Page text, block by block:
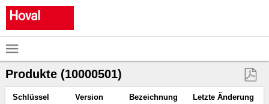

Produkte (10000501) 
Schlüssel Version Bezeichnung Letzte Änderung